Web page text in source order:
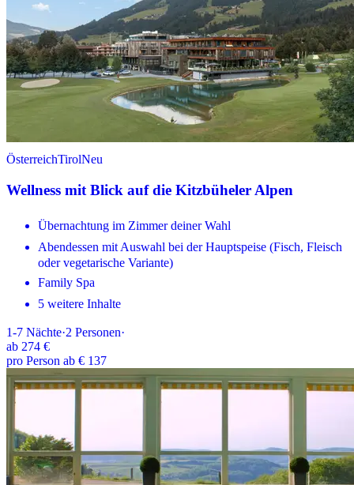
ÖsterreichTirolNeu
Wellness mit Blick auf die Kitzbüheler Alpen
Übernachtung im Zimmer deiner Wahl
Abendessen mit Auswahl bei der Hauptspeise (Fisch, Fleisch
oder vegetarische Variante)
Family Spa
5 weitere Inhalte
1-7 Nächte·2 Personen·
ab 274 €
pro Person ab € 137